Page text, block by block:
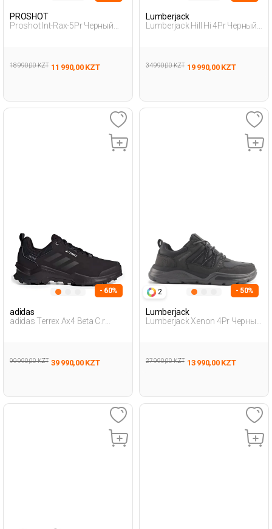
PROSHOT
Proshot Int-Rax-5Pr Черный
18 990,00 KZT 11 990,00 KZT
Lumberjack
Lumberjack Hill Hi 4Pr Черный
34 990,00 KZT 19 990,00 KZT
- 60%
adidas
adidas Terrex Ax4 Beta C.r
99 990,00 KZT 39 990,00 KZT
2 - 50%
Lumberjack
Lumberjack Xenon 4Pr Черный
27 990,00 KZT 13 990,00 KZT